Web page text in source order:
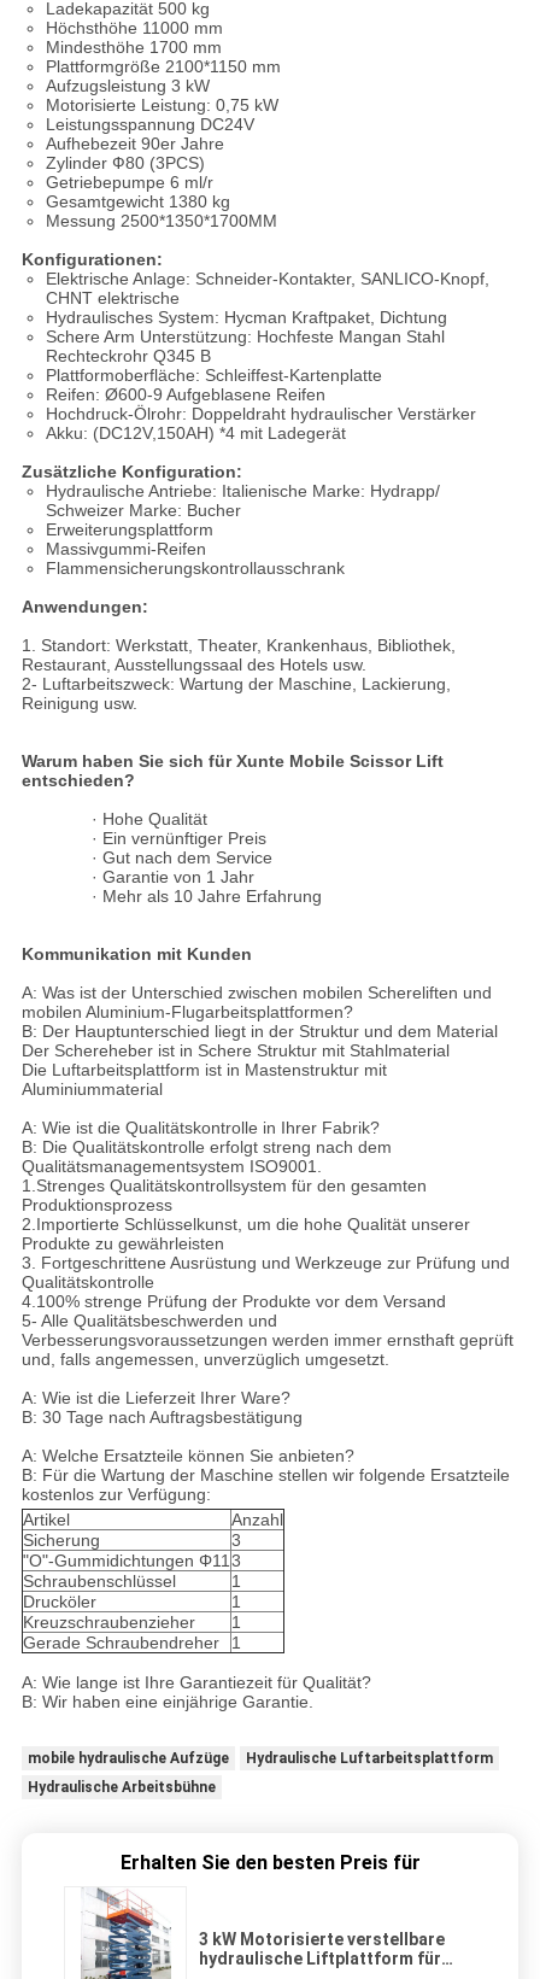
Ladekapazität 500 kg
Höchsthöhe 11000 mm
Mindesthöhe 1700 mm
Plattformgröße 2100*1150 mm
Aufzugsleistung 3 kW
Motorisierte Leistung: 0,75 kW
Leistungsspannung DC24V
Aufhebezeit 90er Jahre
Zylinder Ф80 (3PCS)
Getriebepumpe 6 ml/r
Gesamtgewicht 1380 kg
Messung 2500*1350*1700MM
Konfigurationen:
Elektrische Anlage: Schneider-Kontakter, SANLICO-Knopf,
CHNT elektrische
Hydraulisches System: Hycman Kraftpaket, Dichtung
Schere Arm Unterstützung: Hochfeste Mangan Stahl
Rechteckrohr Q345 B
Plattformoberfläche: Schleiffest-Kartenplatte
Reifen: Ø600-9 Aufgeblasene Reifen
Hochdruck-Ölrohr: Doppeldraht hydraulischer Verstärker
Akku: (DC12V,150AH) *4 mit Ladegerät
Zusätzliche Konfiguration:
Hydraulische Antriebe: Italienische Marke: Hydrapp/
Schweizer Marke: Bucher
Erweiterungsplattform
Massivgummi-Reifen
Flammensicherungskontrollausschrank
Anwendungen:
1. Standort: Werkstatt, Theater, Krankenhaus, Bibliothek,
Restaurant, Ausstellungssaal des Hotels usw.
2- Luftarbeitszweck: Wartung der Maschine, Lackierung,
Reinigung usw.
Warum haben Sie sich für Xunte Mobile Scissor Lift
entschieden?
· Hohe Qualität
· Ein vernünftiger Preis
· Gut nach dem Service
· Garantie von 1 Jahr
· Mehr als 10 Jahre Erfahrung
Kommunikation mit Kunden
A: Was ist der Unterschied zwischen mobilen Schereliften und
mobilen Aluminium-Flugarbeitsplattformen?
B: Der Hauptunterschied liegt in der Struktur und dem Material
Der Schereheber ist in Schere Struktur mit Stahlmaterial
Die Luftarbeitsplattform ist in Mastenstruktur mit
Aluminiummaterial
A: Wie ist die Qualitätskontrolle in Ihrer Fabrik?
B: Die Qualitätskontrolle erfolgt streng nach dem
Qualitätsmanagementsystem ISO9001.
1.Strenges Qualitätskontrollsystem für den gesamten
Produktionsprozess
2.Importierte Schlüsselkunst, um die hohe Qualität unserer
Produkte zu gewährleisten
3. Fortgeschrittene Ausrüstung und Werkzeuge zur Prüfung und
Qualitätskontrolle
4.100% strenge Prüfung der Produkte vor dem Versand
5- Alle Qualitätsbeschwerden und
Verbesserungsvoraussetzungen werden immer ernsthaft geprüft
und, falls angemessen, unverzüglich umgesetzt.
A: Wie ist die Lieferzeit Ihrer Ware?
B: 30 Tage nach Auftragsbestätigung
A: Welche Ersatzteile können Sie anbieten?
B: Für die Wartung der Maschine stellen wir folgende Ersatzteile
kostenlos zur Verfügung:
Artikel
Anzahl
Sicherung
3
"O"-Gummidichtungen Φ113
Schraubenschlüssel
1
Drucköler
1
Kreuzschraubenzieher
1
Gerade Schraubendreher
1
A: Wie lange ist Ihre Garantiezeit für Qualität?
B: Wir haben eine einjährige Garantie.
mobile hydraulische Aufzüge
Hydraulische Luftarbeitsplattform
Hydraulische Arbeitsbühne
Erhalten Sie den besten Preis für
3 kW Motorisierte verstellbare
hydraulische Liftplattform für